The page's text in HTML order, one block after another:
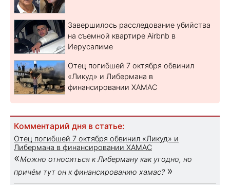
Завершилось расследование убийства
на съемной квартире Airbnb в
Иерусалиме
Отец погибшей 7 октября обвинил
«Ликуд» и Либермана в
финансировании ХАМАС
Комментарий дня в статье:
Отец погибшей 7 октября обвинил «Ликуд» и
Либермана в финансировании ХАМАС
«Можно относиться к Либерману как угодно, но
причём тут он к финансированию хамас? »